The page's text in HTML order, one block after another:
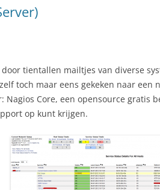
tientallen mailtjes van diverse
toch maar eens gekeken naar
Nagios Core, een opensource gratis
op kunt krijgen.